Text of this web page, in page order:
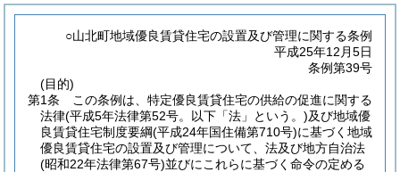
○山北町地域優良賃貸住宅の設置及び管理に関する条例
平成25年12月5日
条例第39号
(目的)
第1条
この条例は、特定優良賃貸住宅の供給の促進に関する
法律(平成5年法律第52号。以下「法」という。)及び地域優
良賃貸住宅制度要綱(平成24年国住備第710号)に基づく地域
優良賃貸住宅の設置及び管理について、法及び地方自治法
(昭和22年法律第67号)並びにこれらに基づく命令の定める